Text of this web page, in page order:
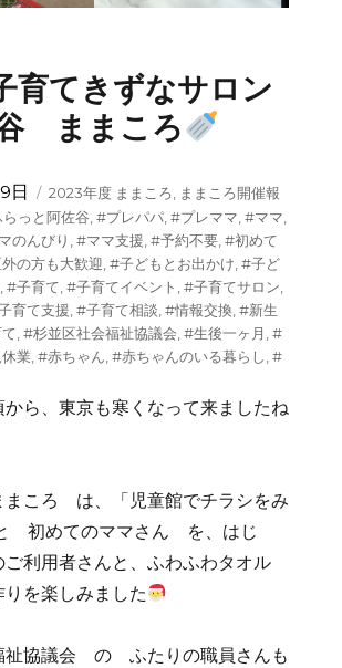
育てきずなサロン
ままころ
日
カ
テ
ゴ
リ
ー
2023年度 ままころ
ままころ開催報
っと阿佐谷 #プレパパ, #プレママ #ママ
のんびり #ママ支援 #予約不要, #初めて
の方も大歓迎 #子どもとお出かけ #子ど
#子育て #子育てイベント #子育てサロン
育て支援 #子育て相談 #情報交換 #新生
#杉並区社会福祉協議会 #生後一ヶ月 #
業 #赤ちゃん #赤ちゃんのいる暮らし #
から、東京も寒くなって来ましたね
ころ は、「児童館でチラシをみ
初めてのママさん を、はじ
利用者さんと、ふわふわタオル
を楽しみました
祉協議会 の ふたりの職員さんも